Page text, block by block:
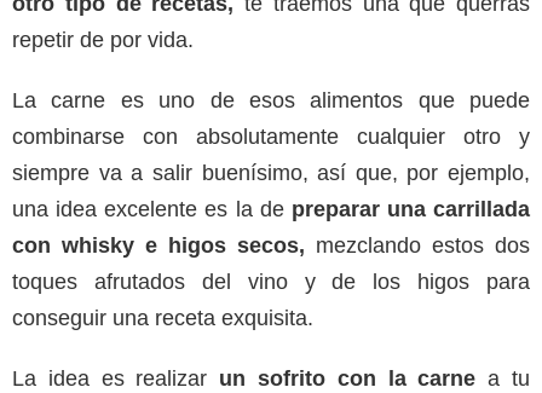
repetir de por vida.
La carne es uno de esos alimentos que puede
combinarse con absolutamente cualquier otro y
siempre va a salir buenísimo, así que, por ejemplo,
una idea excelente es la depreparar una carrillada
con whisky e higos secos, mezclando estos dos
toques afrutados del vino y de los higos para
conseguir una receta exquisita.
La idea es realizar un sofrito con la carne a tu